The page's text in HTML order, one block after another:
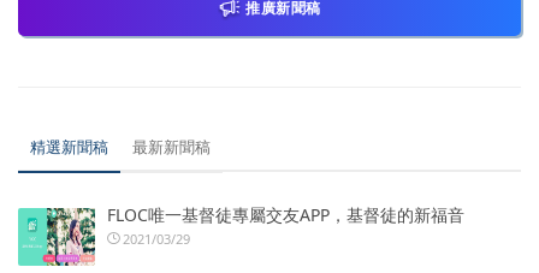
推廣新聞稿
精選新聞稿 最新新聞稿
FLOC唯一基督徒專屬交友APP，基督徒的新福音
2021/03/29